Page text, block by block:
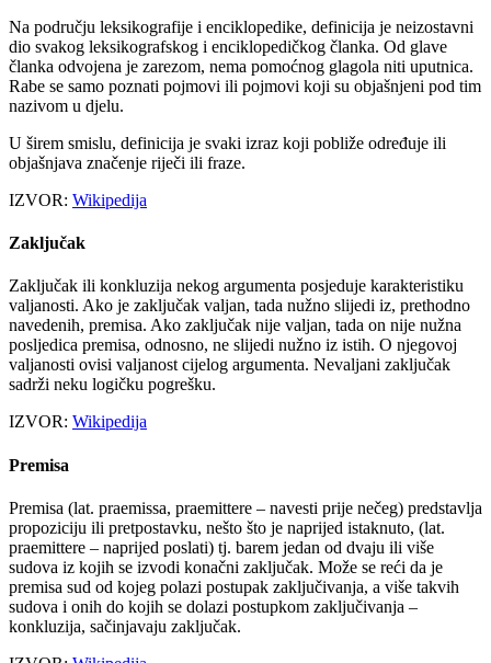
Na području leksikografije i enciklopedike, definicija je neizostavni
dio svakog leksikografskog i enciklopedičkog članka. Od glave
članka odvojena je zarezom, nema pomoćnog glagola niti uputnica.
Rabe se samo poznati pojmovi ili pojmovi koji su objašnjeni pod tim
nazivom u djelu.
U širem smislu, definicija je svaki izraz koji pobliže određuje ili
objašnjava značenje riječi ili fraze.
IZVOR: Wikipedija
Zaključak
Zaključak ili konkluzija nekog argumenta posjeduje karakteristiku
valjanosti. Ako je zaključak valjan, tada nužno slijedi iz, prethodno
navedenih, premisa. Ako zaključak nije valjan, tada on nije nužna
posljedica premisa, odnosno, ne slijedi nužno iz istih. O njegovoj
valjanosti ovisi valjanost cijelog argumenta. Nevaljani zaključak
sadrži neku logičku pogrešku.
IZVOR: Wikipedija
Premisa
Premisa (lat. praemissa, praemittere – navesti prije nečeg) predstavlja
propoziciju ili pretpostavku, nešto što je naprijed istaknuto, (lat.
praemittere – naprijed poslati) tj. barem jedan od dvaju ili više
sudova iz kojih se izvodi konačni zaključak. Može se reći da je
premisa sud od kojeg polazi postupak zaključivanja, a više takvih
sudova i onih do kojih se dolazi postupkom zaključivanja –
konkluzija, sačinjavaju zaključak.